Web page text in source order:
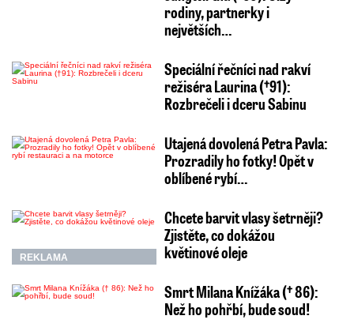
rodiny, partnerky i
největších…
Speciální řečníci nad rakví
režiséra Laurina (†91):
Rozbrečeli i dceru Sabinu
Utajená dovolená Petra Pavla:
Prozradily ho fotky! Opět v
oblíbené rybí…
REKLAMA
Chcete barvit vlasy šetrněji?
Zjistěte, co dokážou
květinové oleje
Smrt Milana Knížáka († 86):
Než ho pohřbí, bude soud!